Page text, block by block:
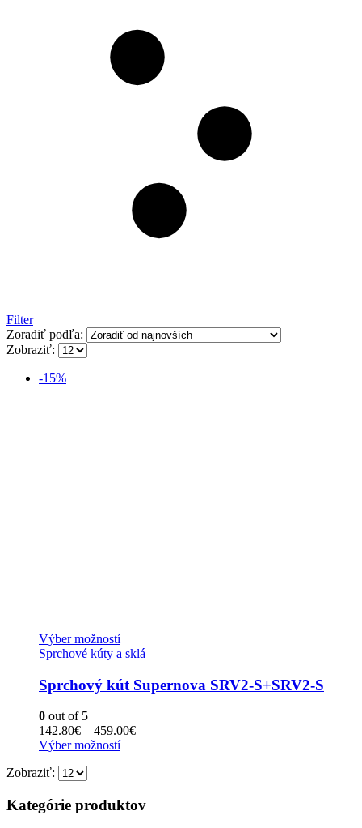
Filter
Zoradiť podľa:
Zobraziť:
-15%
Výber možnostíTento
produkt
viacero
variantov.
si
môžete
vybrať
produktu.
Sprchové kúty a sklá
Sprchový kút Supernova SRV2-S+SRV2-S
0 out of 5
142.80€ – 459.00€Price
Výber možnostíTento
variantov.
Zobraziť:
Kategórie produktov